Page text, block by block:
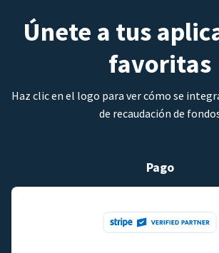
Únete a tus
favoritas
Haz clic en el logo para ver cómo se
de recaudación de
Pago